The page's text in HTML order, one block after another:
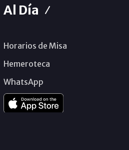
Al Día
Horarios de Misa
Hemeroteca
WhatsApp